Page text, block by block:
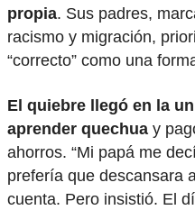
propia. Sus padres,
racismo y migración,
“correcto” como una
El quiebre llegó en la
aprender quechua y
ahorros. “Mi papá me
prefería que descansara
cuenta. Pero insistió. El